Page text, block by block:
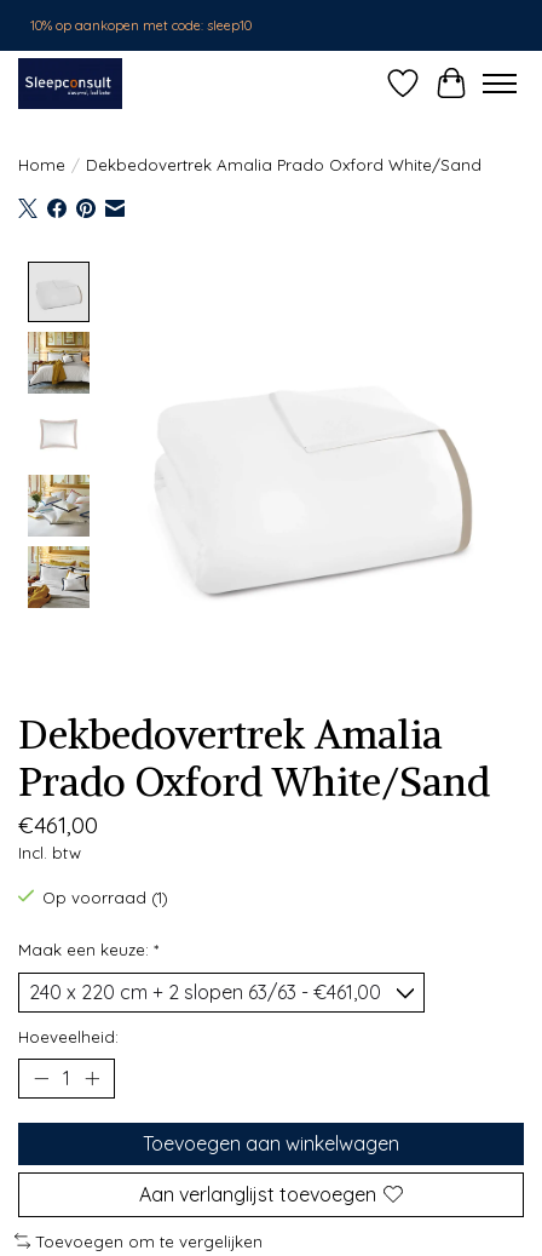
10% op aankopen met code: sleep10
Verlanglijst
Home / Dekbedovertrek Amalia Prado Oxford White/Sand
Dekbedovertrek Amalia
Prado Oxford White/Sand
€461,00
Incl. btw
Op voorraad (1)
Maak een keuze: *
Hoeveelheid:
Toevoegen aan winkelwagen
Aan verlanglijst toevoegen
Toevoegen om te vergelijken